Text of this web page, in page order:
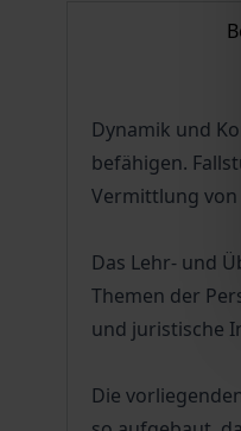
Dynamik und
befähigen.
Vermittlung von
Das Lehr- und
Themen der
und juristische
Die